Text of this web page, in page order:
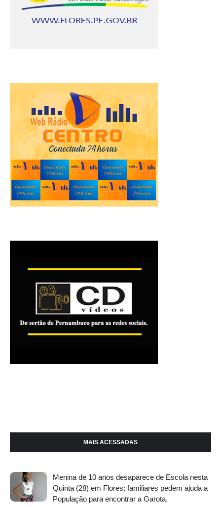
MAIS ACESSADAS
Menina de 10 anos desaparece de Escola nesta
Quinta (28) em Flores; familiares pedem ajuda a
População para encontrar a Garota.